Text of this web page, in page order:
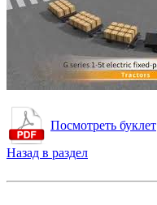
Посмотреть буклет
Назад в раздел